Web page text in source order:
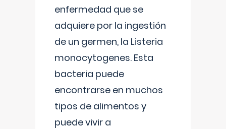
enfermedad que se
adquiere por la ingestión
de un germen, la Listeria
monocytogenes. Esta
bacteria puede
encontrarse en muchos
tipos de alimentos y
puede vivir a